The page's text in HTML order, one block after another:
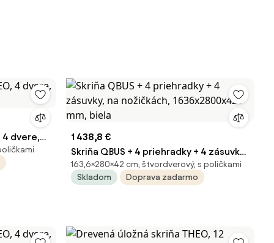
4 dvere,
1 438,8 €
Skriňa QBUS + 4 priehradky + 4 zásuvky,
na nožičkách, 1636x2800x420 mm,
biela
163,6×280×42 cm, štvordverový, s poličkami
Skladom
Doprava zadarmo